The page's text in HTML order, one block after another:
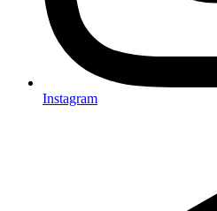
Instagram